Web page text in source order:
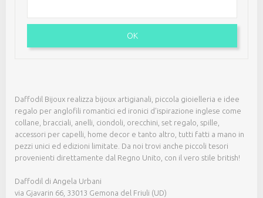
OK
Daffodil Bijoux realizza bijoux artigianali, piccola gioielleria e idee
regalo per anglofili romantici ed ironici d'ispirazione inglese come
collane, bracciali, anelli, ciondoli, orecchini, set regalo, spille,
accessori per capelli, home decor e tanto altro, tutti fatti a mano in
pezzi unici ed edizioni limitate. Da noi trovi anche piccoli tesori
provenienti direttamente dal Regno Unito, con il vero stile british!
Daffodil di Angela Urbani
via Gjavarin 66, 33013 Gemona del Friuli (UD)